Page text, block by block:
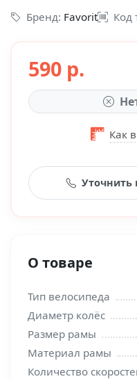
Бренд: Favorit Код
О товаре
Тип велосипеда
Диаметр колёс
Размер рамы
Материал рамы
Количество
590 р.
Как
Уточнить